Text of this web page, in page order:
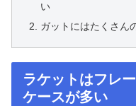
い
ガットにはたくさん
ラケットはフレ
ケースが多い